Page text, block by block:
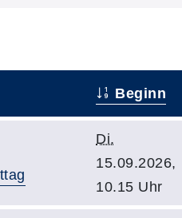
Beginn
Di.
15.09.2026,
10.15 Uhr